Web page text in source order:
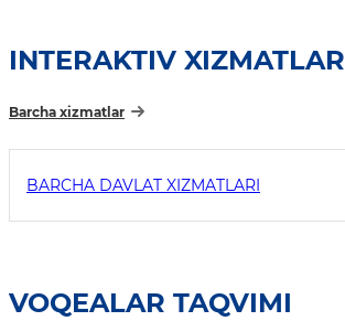
INTERAKTIV XIZMATLAR
Barcha xizmatlar
BARCHA DAVLAT XIZMATLARI
VOQEALAR TAQVIMI